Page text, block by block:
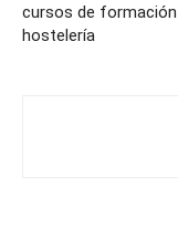
cursos de formación
hostelería